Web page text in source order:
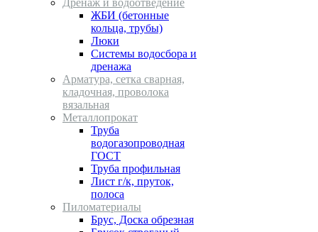
Дренаж и водоотведение
ЖБИ (бетонные
кольца, трубы)
Люки
Системы водосбора и
дренажа
Арматура, сетка сварная,
кладочная, проволока
вязальная
Металлопрокат
Труба
водогазопроводная
ГОСТ
Труба профильная
Лист г/к, пруток,
полоса
Пиломатериалы
Брус, Доска обрезная